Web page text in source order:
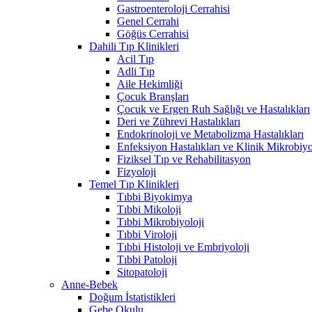
Gastroenteroloji Cerrahisi
Genel Cerrahi
Göğüs Cerrahisi
Dahili Tıp Klinikleri
Acil Tıp
Adli Tıp
Aile Hekimliği
Çocuk Branşları
Çocuk ve Ergen Ruh Sağlığı ve Hastalıkları
Deri ve Zührevi Hastalıkları
Endokrinoloji ve Metabolizma Hastalıkları
Enfeksiyon Hastalıkları ve Klinik
Fiziksel Tıp ve Rehabilitasyon
Fizyoloji
Temel Tıp Klinikleri
Tıbbi Biyokimya
Tıbbi Mikoloji
Tıbbi Mikrobiyoloji
Tıbbi Viroloji
Tıbbi Histoloji ve Embriyoloji
Tıbbi Patoloji
Sitopatoloji
Anne-Bebek
Doğum İstatistikleri
Gebe Okulu